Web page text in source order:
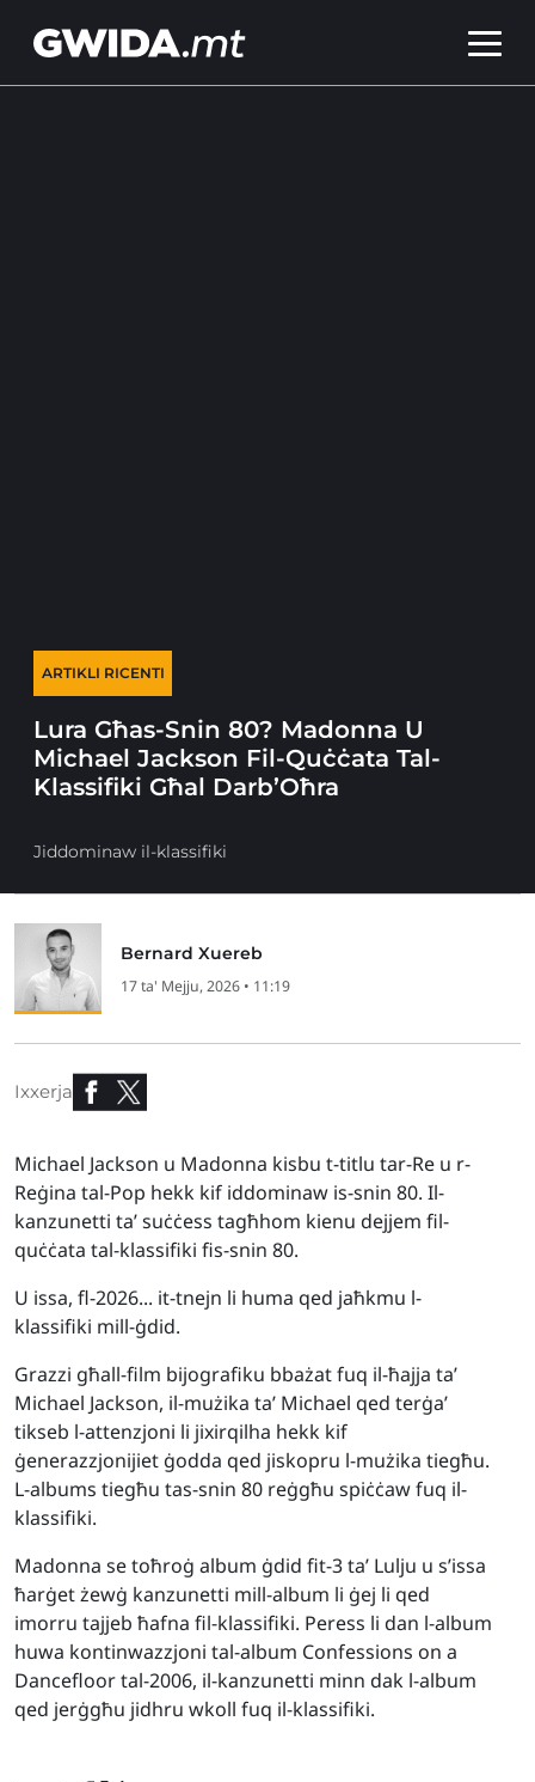
ARTIKLI RICENTI
Lura Għas-Snin 80? Madonna U
Michael Jackson Fil-Quċċata Tal-
Klassifiki Għal Darb’Oħra
Jiddominaw il-klassifiki
Bernard Xuereb
17 ta' Mejju, 2026 • 11:19
Ixxerja
Michael Jackson u Madonna kisbu t-titlu tar-Re u r-
Reġina tal-Pop hekk kif iddominaw is-snin 80. Il-
kanzunetti ta’ suċċess tagħhom kienu dejjem fil-
quċċata tal-klassifiki fis-snin 80.
U issa, fl-2026... it-tnejn li huma qed jaħkmu l-
klassifiki mill-ġdid.
Grazzi għall-film bijografiku bbażat fuq il-ħajja ta’
Michael Jackson, il-mużika ta’ Michael qed terġa’
tikseb l-attenzjoni li jixirqilha hekk kif
ġenerazzjonijiet ġodda qed jiskopru l-mużika tiegħu.
L-albums tiegħu tas-snin 80 reġgħu spiċċaw fuq il-
klassifiki.
Madonna se toħroġ album ġdid fit-3 ta’ Lulju u s’issa
ħarġet żewġ kanzunetti mill-album li ġej li qed
imorru tajjeb ħafna fil-klassifiki. Peress li dan l-album
huwa kontinwazzjoni tal-album Confessions on a
Dancefloor tal-2006, il-kanzunetti minn dak l-album
qed jerġgħu jidhru wkoll fuq il-klassifiki.